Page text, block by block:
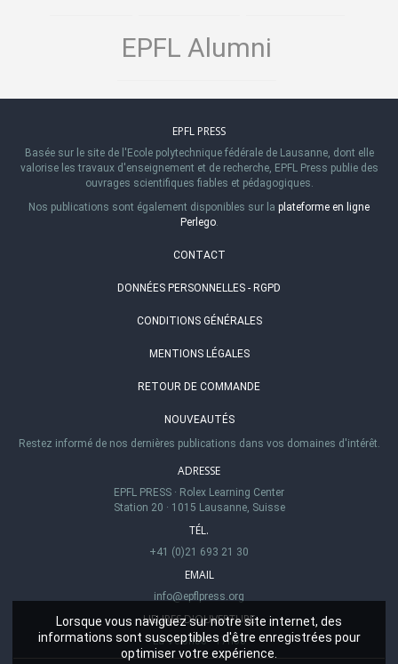
Lorsque vous naviguez sur notre site internet, des
informations sont susceptibles d'être enregistrées pour
optimiser votre expérience.
EPFL Alumni
EPFL PRESS
Basée sur le site de l'Ecole polytechnique fédérale de Lausanne, dont elle
valorise les travaux d'enseignement et de recherche, EPFL Press publie des
ouvrages scientifiques fiables et pédagogiques.
Nos publications sont également disponibles sur la plateforme en ligne
Perlego.
CONTACT
DONNÉES PERSONNELLES - RGPD
CONDITIONS GÉNÉRALES
MENTIONS LÉGALES
RETOUR DE COMMANDE
NOUVEAUTÉS
Restez informé de nos dernières publications dans vos domaines d'intérêt.
ADRESSE
EPFL PRESS · Rolex Learning Center
Station 20 · 1015 Lausanne, Suisse
TÉL.
+41 (0)21 693 21 30
EMAIL
info@epflpress.org
HEURES D'OUVERTURE
Lu-Ve 8h00 - 17h00